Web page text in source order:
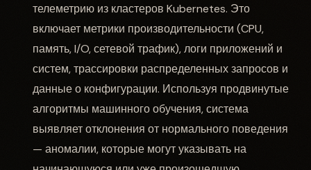
телеметрию из кластеров Kubernetes. Это
включает метрики производительности (CPU,
память, I/O, сетевой трафик), логи приложений и
систем, трассировки распределенных запросов и
данные о конфигурации. Используя продвинутые
алгоритмы машинного обучения, система
выявляет отклонения от нормального поведения
— аномалии, которые могут указывать на